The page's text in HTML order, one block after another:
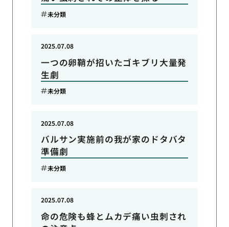
未分類
一つの卵鞘が招いたゴキブリ大量発
生劇
2025.07.08
未分類
バルサン実施前の我が家のドタバタ
準備劇
2025.07.08
未分類
命の危険も蜂とムカデ痛い虫刺され
2025.07.08